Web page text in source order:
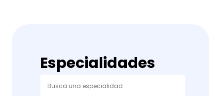
Especialidades